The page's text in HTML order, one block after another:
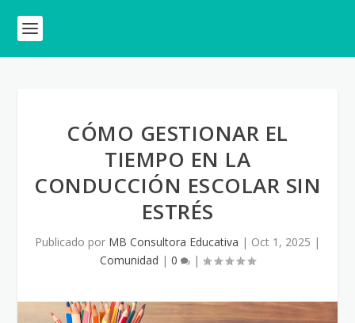
CÓMO GESTIONAR EL
TIEMPO EN LA
CONDUCCIÓN ESCOLAR SIN
ESTRÉS
Publicado por MB Consultora Educativa | Oct 1, 2025 |
Comunidad | 0 |